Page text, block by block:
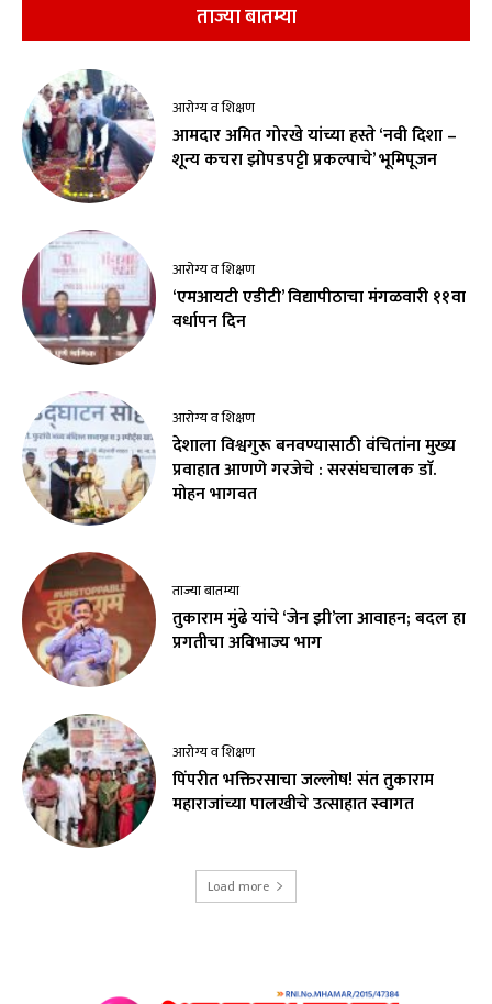
ताज्या बातम्या
आरोग्य व शिक्षण
आमदार अमित गोरखे यांच्या हस्ते ‘नवी दिशा –
शून्य कचरा झोपडपट्टी प्रकल्पाचे’ भूमिपूजन
आरोग्य व शिक्षण
‘एमआयटी एडीटी’ विद्यापीठाचा मंगळवारी ११वा
वर्धापन दिन
आरोग्य व शिक्षण
देशाला विश्वगुरू बनवण्यासाठी वंचितांना मुख्य
प्रवाहात आणणे गरजेचे : सरसंघचालक डाॅ.
मोहन भागवत
ताज्या बातम्या
तुकाराम मुंढे यांचे ‘जेन झी’ला आवाहन; बदल हा
प्रगतीचा अविभाज्य भाग
आरोग्य व शिक्षण
पिंपरीत भक्तिरसाचा जल्लोष! संत तुकाराम
महाराजांच्या पालखीचे उत्साहात स्वागत
Load more